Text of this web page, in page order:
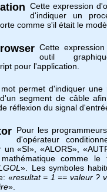
Cette expression
d'indiquer un
comme s'il était le
Cette
outil
pour l'application.
permet d'indiquer une
segment de câble
réflexion du signal
Pour les
d'opérateur
un «SI», «ALORS»,
comme
». Les symboles
«resultat = 1 == valeur ?
».